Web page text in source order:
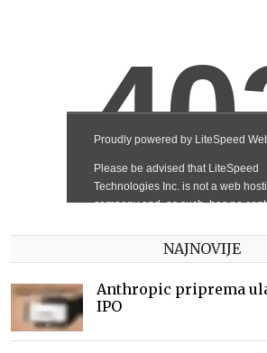
NAJNOVIJE
Anthropic priprema
IPO